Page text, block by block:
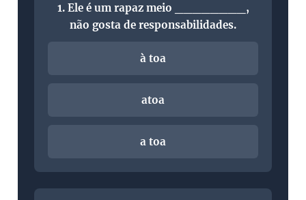
1. Ele é um rapaz meio ________,
não gosta de responsabilidades.
à toa
atoa
a toa